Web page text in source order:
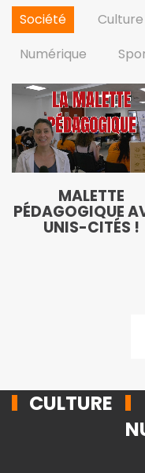
Société Culture
Numérique
MALETTE
PÉDAGOGIQUE
UNIS-CITÉS !
CULTURE